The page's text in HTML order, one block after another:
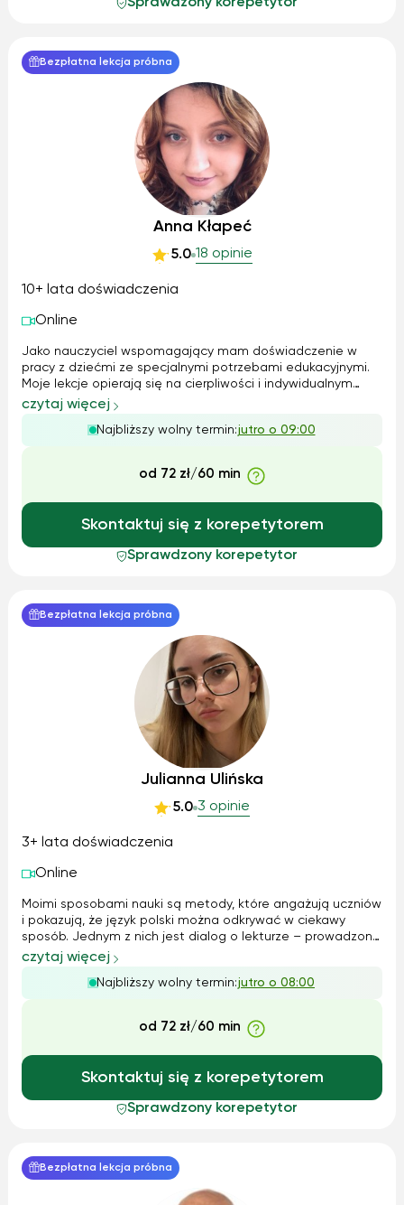
Bezpłatna lekcja próbna
Anna Kłapeć
5.0 18 opinie
10+ lata doświadczenia
Online
Jako nauczyciel wspomagający mam doświadczenie w
pracy z dziećmi ze specjalnymi potrzebami edukacyjnymi.
Moje lekcje opierają się na cierpliwości i indywidualnym
podejściu do ucznia. Stosuję zarówno metody teoretyczne,
jak i praktyczne, aby uczniowie mogli jak najlepiej
zrozumieć materiał. Korzystam...
czytaj więcej
Najbliższy wolny termin:jutro o 09:00
od 72 zł/60 min
Skontaktuj się z korepetytorem
Sprawdzony korepetytor
Bezpłatna lekcja próbna
Julianna Ulińska
5.0 3 opinie
3+ lata doświadczenia
Online
Moimi sposobami nauki są metody, które angażują uczniów
i pokazują, że język polski można odkrywać w ciekawy
sposób. Jednym z nich jest dialog o lekturze – prowadzony
przeze mnie w taki sposób, aby uczniowie sami dochodzili
do zrozumienia problematyki utworu, zamiast tylko
zapamiętywać gotowe interp...
czytaj więcej
Najbliższy wolny termin:jutro o 08:00
od 72 zł/60 min
Skontaktuj się z korepetytorem
Sprawdzony korepetytor
Bezpłatna lekcja próbna